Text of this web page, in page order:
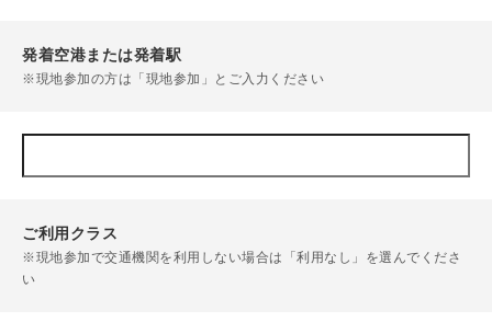
発着空港または発着駅
※現地参加の方は「現地参加」とご入力ください
ご利用クラス
※現地参加で交通機関を利用しない場合は「利用なし」を選んでくださ
い